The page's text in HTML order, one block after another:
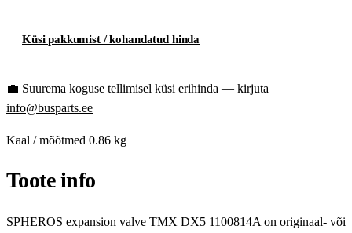
Küsi pakkumist / kohandatud hinda
💼 Suurema koguse tellimisel küsi erihinda — kirjuta
info@busparts.ee
Kaal / mõõtmed 0.86 kg
Toote info
SPHEROS expansion valve TMX DX5 1100814A on originaal- või